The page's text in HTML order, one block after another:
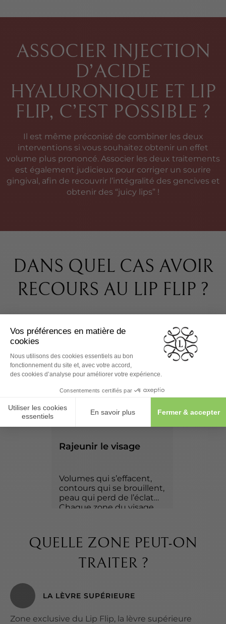
ASSOCIER INJECTION
D’ACIDE
HYALURONIQUE ET LIP
FLIP, C’EST POSSIBLE ?
Il est même préconisé de combiner les deux
interventions si vous souhaitez obtenir un effet
volume plus prononcé. Associer les deux traitements
est également judicieux pour corriger un sourire
gingival, afin de recouvrir l’intégralité des gencives et
obtenir des “juicy lips” !
DANS QUEL CAS AVOIR
RECOURS AU LIP FLIP ?
Rajeunir le visage
Volumes qui s’effacent,
contours qui se brouillent,
peau qui perd de l’éclat…
Chaque zone du visage
l’harmonie du visage tout
en préservant un résultat
QUELLE ZONE PEUT-ON
TRAITER ?
LA LÈVRE SUPÉRIEURE
Zone exclusive du Lip Flip, la lèvre supérieure